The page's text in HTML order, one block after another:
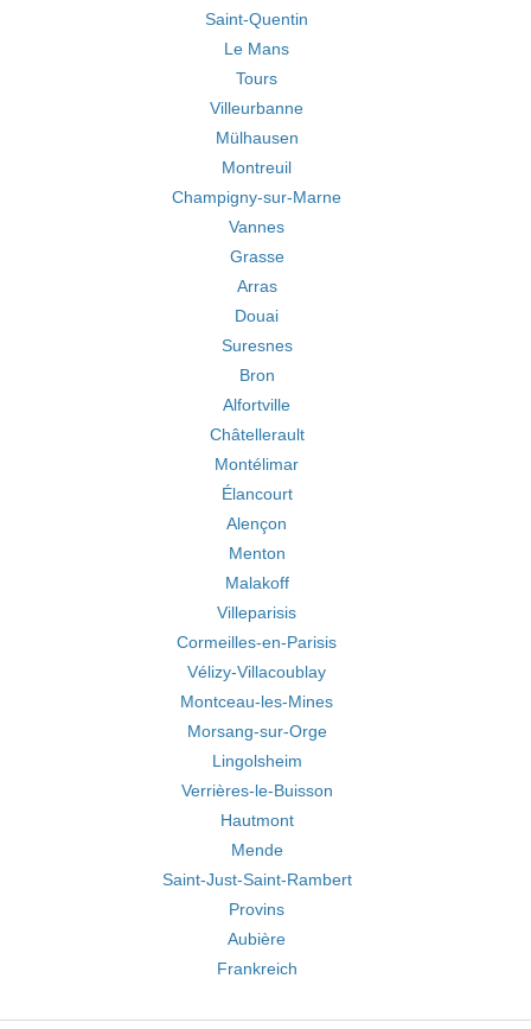
Saint-Quentin
Le Mans
Tours
Villeurbanne
Mülhausen
Montreuil
Champigny-sur-Marne
Vannes
Grasse
Arras
Douai
Suresnes
Bron
Alfortville
Châtellerault
Montélimar
Élancourt
Alençon
Menton
Malakoff
Villeparisis
Cormeilles-en-Parisis
Vélizy-Villacoublay
Montceau-les-Mines
Morsang-sur-Orge
Lingolsheim
Verrières-le-Buisson
Hautmont
Mende
Saint-Just-Saint-Rambert
Provins
Aubière
Frankreich